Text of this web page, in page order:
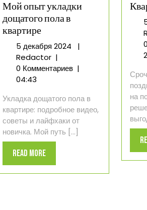
Мой опыт укладки
дощатого пола в
квартире
5 декабря 20245
2024
|
RedactorМой
опыт
пола
в
квартире
|
0 Комментариев |
04:43
Укладка дощатого пола в
квартире: подробное видео,
советы и лайфхаки от
новичка. Мой путь [...]
Read MoreRead
More
на